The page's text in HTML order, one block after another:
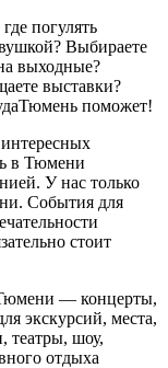
погулять
Выбираете
выходные?
выставки?
поможет!
в Тюмени
У нас только
События для
стоит
— концерты,
экскурсий, места,
театры, шоу,
отдыха